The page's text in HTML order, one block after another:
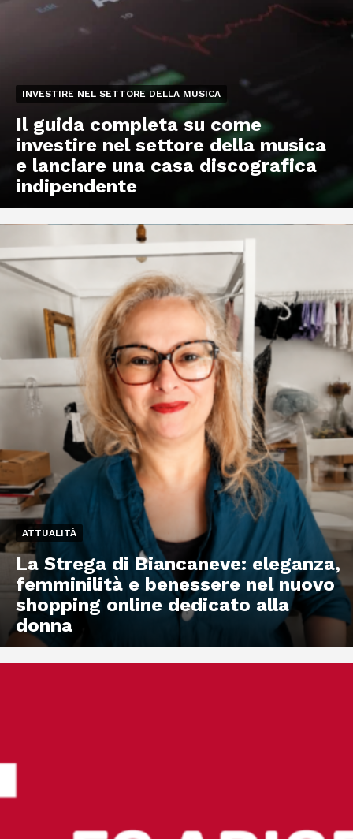
INVESTIRE NEL SETTORE DELLA MUSICA
Il guida completa su come
investire nel settore della musica
e lanciare una casa discografica
indipendente
ATTUALITÀ
La Strega di Biancaneve: eleganza,
femminilità e benessere nel nuovo
shopping online dedicato alla
donna